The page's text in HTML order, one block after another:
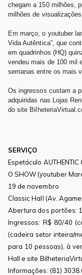
chegam a 150 milhões,
milhões de
Em março, o youtuber
Vida Autêntica”, que
em quadrinhos (HQ)
vendeu mais de 100 mil
semanas entre os mais
Os ingressos custam a
adquiridas nas Lojas
do site
SERVIÇO
Espetáculo AUTHENTIC
O SHOW (youtuber
19 de novembro
Classic Hall (Av.
Abertura dos portões:
Ingressos: R$ 80/40
(cadeira setor inteira/
para 10 pessoas), à
Hall e site
Informações: (81)